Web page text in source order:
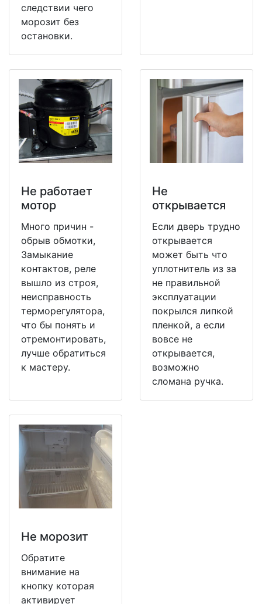
следствии чего
морозит без
остановки.
Не работает
мотор
Много причин -
обрыв обмотки,
Замыкание
контактов, реле
вышло из строя,
неисправность
терморегулятора,
что бы понять и
отремонтировать,
лучше обратиться
к мастеру.
Не
открывается
Если дверь трудно
открывается
может быть что
уплотнитель из за
не правильной
эксплуатации
покрылся липкой
пленкой, а если
вовсе не
открывается,
возможно
сломана ручка.
Не морозит
Обратите
внимание на
кнопку которая
активирует